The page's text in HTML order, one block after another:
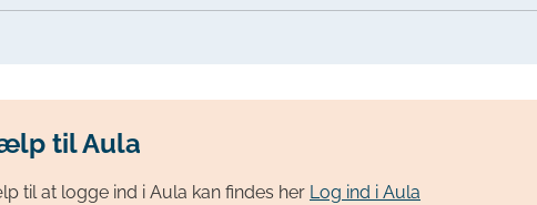
til Aula
til at logge ind i Aula kan findes her Log ind i Aula